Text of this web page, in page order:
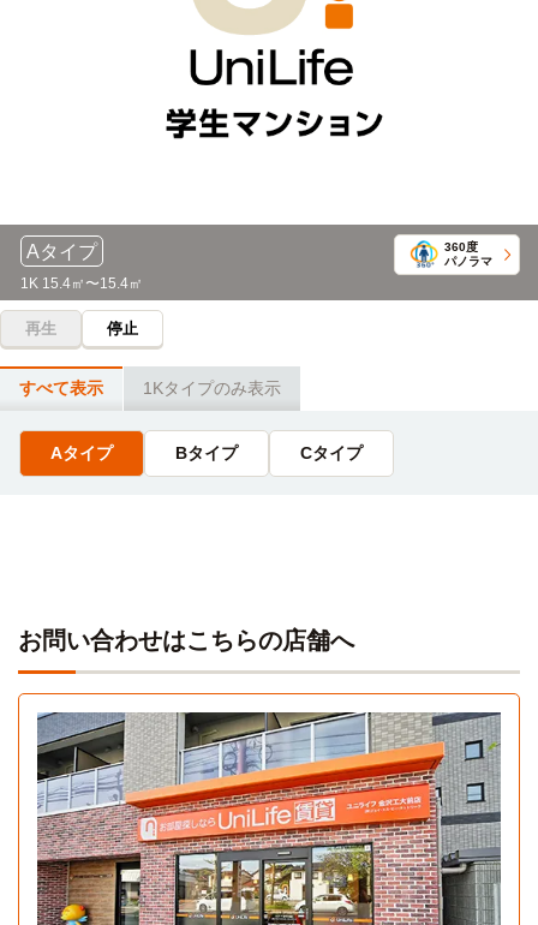
国際ブライダル専門学校金沢
「押野」停→（のっティバス北部ルート21分）→ 「御経塚
12分
専門学校アリス学園
自転車
石川県立保育専門学園
専門学校金沢リハビリテーションアカデミー
代々木アニメーション学院(金沢校) バス
12分
「久安三丁目」停→（北陸鉄道バス12分）→「片町」停
石川県調理師専門学校 バス
12分
「久安三丁目」停→（北陸鉄道バス12分）→「片町」停
金沢製菓調理専門学校 バス
15分
360度
パノラマ
1K 15.4㎡〜15.4㎡
Aタイプ
1K 15.4㎡〜15.4㎡
360度
パノラマ
再生 停止
すべて表示 1Kタイプのみ表示
Aタイプ Bタイプ Cタイプ
お問い合わせはこちらの店舗へ